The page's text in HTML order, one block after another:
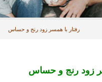
رفتار با همسر زود رنج و حساس
زود رنج و حساس